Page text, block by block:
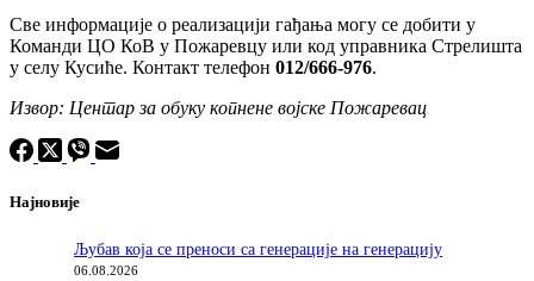
Све информације о реализацији гађања могу се добити у
Команди ЦО КоВ у Пожаревцу или код управника Стрелишта
у селу Кусиће. Контакт телефон 012/666-976.
Извор: Центар за обуку копнене војске Пожаревац
Најновије
Љубав која се преноси са генерације на генерацију
06.08.2026